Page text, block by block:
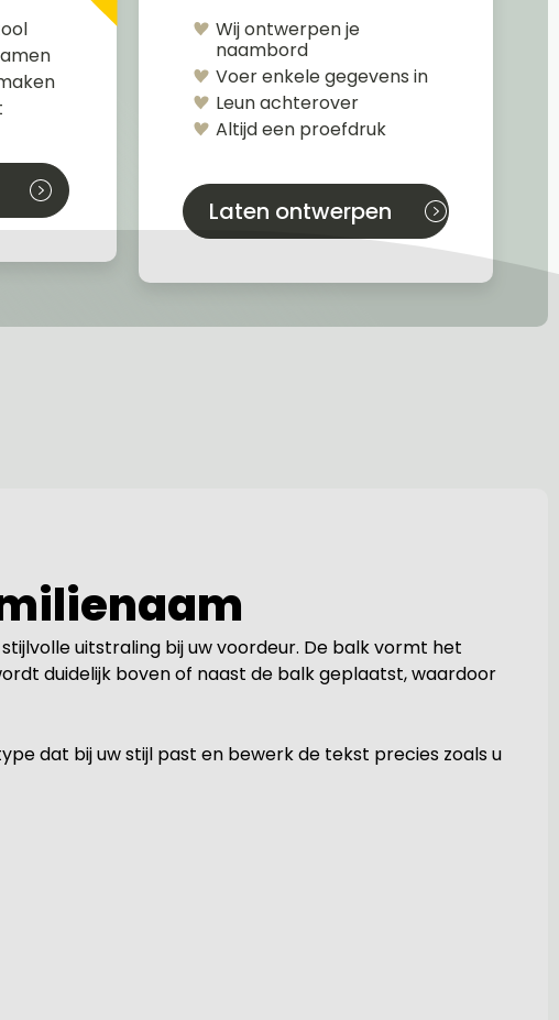
Wij ontwerpen je
naambord
Voer enkele gegevens in
Leun achterover
Altijd een proefdruk
Laten ontwerpen
uitstraling bij uw voordeur. De balk vormt het
duidelijk boven of naast de balk geplaatst, waardoor
dat bij uw stijl past en bewerk de tekst precies zoals u